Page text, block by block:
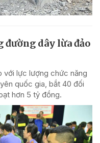
dây lừa đảo
với lực lượng chức năng
quốc gia, bắt 40 đối
hơn 5 tỷ đồng.